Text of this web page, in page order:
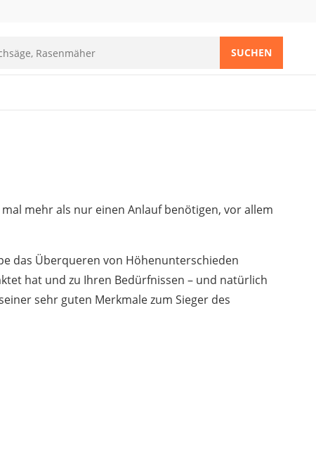
SUCHEN
mehr als nur einen Anlauf benötigen, vor allem
das Überqueren von Höhenunterschieden
hat und zu Ihren Bedürfnissen – und natürlich
sehr guten Merkmale zum Sieger des